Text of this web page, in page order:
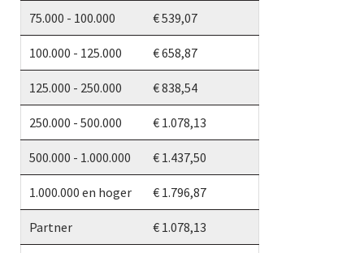
75.000 - 100.000 € 539,07
100.000 - 125.000 € 658,87
125.000 - 250.000 € 838,54
250.000 - 500.000 € 1.078,13
500.000 - 1.000.000 € 1.437,50
1.000.000 en hoger € 1.796,87
Partner € 1.078,13